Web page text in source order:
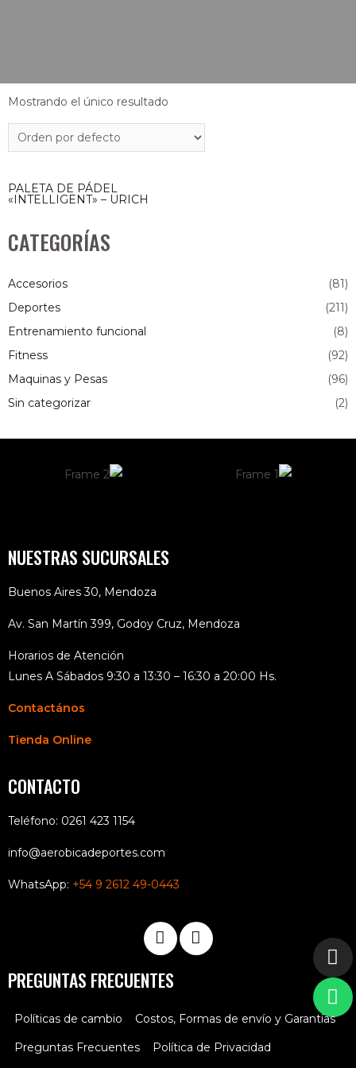
CATEGORÍAS
Accesorios
(81)
Deportes
(211)
Entrenamiento funcional
(8)
Fitness
(92)
Maquinas y Pesas
(96)
Sin categorizar
(2)
Mostrando el único resultado
AGOTADO
PALETA DE PÁDEL
«INTELLIGENT» – URICH
NUESTRAS SUCURSALES
Buenos Aires 30, Mendoza
Av. San Martín 399, Godoy Cruz, Mendoza
Horarios de Atención
Lunes A Sábados 9:30 a 13:30 – 16:30 a 20:00 Hs.
Contactános
Tienda Online
CONTACTO
Teléfono: 0261 423 1154
info@aerobicadeportes.com
WhatsApp: +54 9 2612 49-0443
PREGUNTAS FRECUENTES
Políticas de cambio
Costos, Formas de envío y Garantías
Preguntas Frecuentes
Política de Privacidad